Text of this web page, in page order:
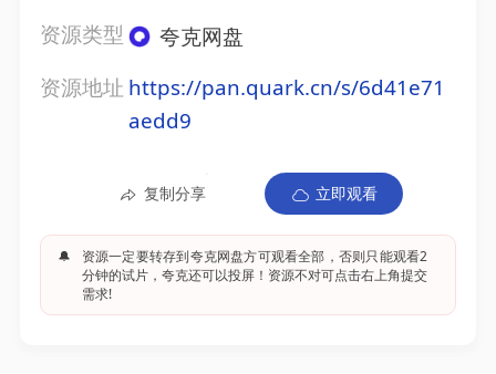
资源类型
夸克网盘
资源地址 https://pan.quark.cn/s/6d41e71
aedd9
复制分享 立即观看
🔔
资源一定要转存到夸克网盘方可观看全部，否则只能观看2
分钟的试片，夸克还可以投屏！资源不对可点击右上角提交
需求!